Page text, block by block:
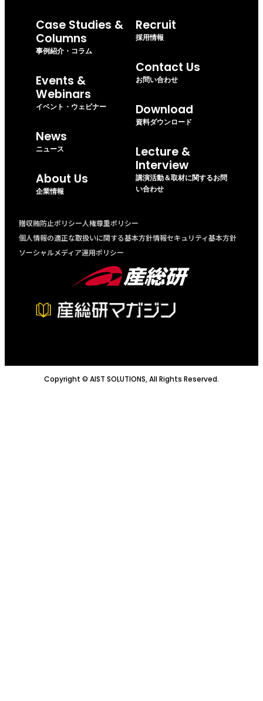
Case Studies &
Columns
事例紹介・コラム
Events &
Webinars
イベント・ウェビナー
News
ニュース
About Us
企業情報
Recruit
採用情報
Contact Us
お問い合わせ
Download
資料ダウンロード
Lecture &
Interview
講演活動＆取材に関するお問
い合わせ
贈収賄防止ポリシー人権尊重ポリシー
個人情報の適正な取扱いに関する基本方針情報セキュリティ基本方針
ソーシャルメディア運用ポリシー
Copyright © AIST SOLUTIONS, All Rights Reserved.